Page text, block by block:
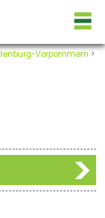
Vorpommern >